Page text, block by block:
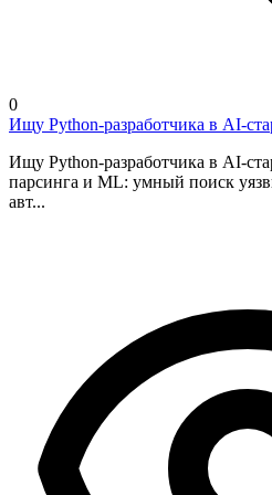
0
Ищу Python-разработчика в AI-
Ищу Python-разработчика в AI-
парсинга и ML: умный поиск
авт...